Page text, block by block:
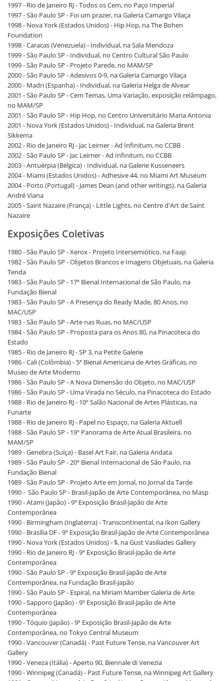
1997 - Rio de Janeiro RJ - Todos os Cem, no Paço Imperial
1997 - São Paulo SP - Foi um prazer, na Galeria Camargo Vilaça
1998 - Nova York (Estados Unidos) - Hip Hop, na The Bohen
Foundation
1998 - Caracas (Venezuela) - Individual, na Sala Mendoza
1999 - São Paulo SP - Individual, no Centro Cultural São Paulo
1999 - São Paulo SP - Projeto Parede, no MAM/SP
2000 - São Paulo SP - Adesivos 0-9, na Galeria Camargo Vilaça
2000 - Madri (Espanha) - Individual, na Galeria Helga de Alvear
2001 - São Paulo SP - Cem Temas, Uma Variação, exposição relâmpago,
no MAM/SP
2001 - São Paulo SP - Hip Hop, no Centro Universitário Maria Antonia
2001 - Nova York (Estados Unidos) - Individual, na Galeria Brent
Sikkema
2002 - Rio de Janeiro RJ - Jac Leirner - Ad Infinitum, no CCBB
2002 - São Paulo SP - Jac Leirner - Ad Infinitum, no CCBB
2003 - Antuérpia (Bélgica) - Individual, na Galerie Kusseneers
2004 - Miami (Estados Unidos) - Adhesive 44, no Miami Art Museum
2004 - Porto (Portugal) - James Dean (and other writings), na Galeria
André Viana
2005 - Saint Nazaire (França) - Little Lights, no Centre d'Art de Saint
Nazaire
Exposições Coletivas
1980 - São Paulo SP - Xerox - Projeto Intersemiótico, na Faap
1982 - São Paulo SP - Objetos Brancos e Imagens Objetuais, na Galeria
Tenda
1983 - São Paulo SP - 17ª Bienal Internacional de São Paulo, na
Fundação Bienal
1983 - São Paulo SP - A Presença do Ready Made, 80 Anos, no
MAC/USP
1983 - São Paulo SP - Arte nas Ruas, no MAC/USP
1984 - São Paulo SP - Proposta para os Anos 80, na Pinacoteca do
Estado
1985 - Rio de Janeiro RJ - SP 3, na Petite Galerie
1986 - Cali (Colômbia) - 5ª Bienal Americana de Artes Gráficas, no
Museo de Arte Moderno
1986 - São Paulo SP - A Nova Dimensão do Objeto, no MAC/USP
1986 - São Paulo SP - Uma Virada no Século, na Pinacoteca do Estado
1988 - Rio de Janeiro RJ - 10º Salão Nacional de Artes Plásticas, na
Funarte
1988 - Rio de Janeiro RJ - Papel no Espaço, na Galeria Aktuell
1988 - São Paulo SP - 19º Panorama de Arte Atual Brasileira, no
MAM/SP
1989 - Genebra (Suíça) - Basel Art Fair, na Galeria Andata
1989 - São Paulo SP - 20ª Bienal Internacional de São Paulo, na
Fundação Bienal
1989 - São Paulo SP - Projeto Arte em Jornal, no Jornal da Tarde
1990 - São Paulo SP - Brasil-Japão de Arte Contemporânea, no Masp
1990 - Atami (Japão) - 9ª Exposição Brasil-Japão de Arte
Contemporânea
1990 - Birmingham (Inglaterra) - Transcontinental, na Ikon Gallery
1990 - Brasília DF - 9ª Exposição Brasil-Japão de Arte Contemporânea
1990 - Nova York (Estados Unidos) - $, na Gust Vasiliades Gallery
1990 - Rio de Janeiro RJ - 9ª Exposição Brasil-Japão de Arte
Contemporânea
1990 - São Paulo SP - 9ª Exposição Brasil-Japão de Arte
Contemporânea, na Fundação Brasil-Japão
1990 - São Paulo SP - Espiral, na Miriam Mamber Galeria de Arte
1990 - Sapporo (Japão) - 9ª Exposição Brasil-Japão de Arte
Contemporânea
1990 - Tóquio (Japão) - 9ª Exposição Brasil-Japão de Arte
Contemporânea, no Tokyo Central Museum
1990 - Vancouver (Canadá) - Past Future Tense, na Vancouver Art
Gallery
1990 - Veneza (Itália) - Aperto 90, Biennale di Venezia
1990 - Winnipeg (Canadá) - Past Future Tense, na Winnipeg Art Gallery